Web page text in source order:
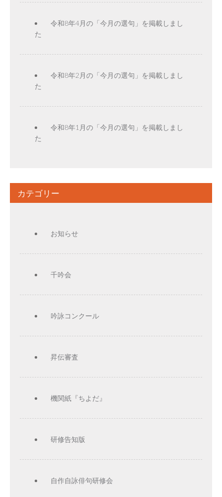
令和8年4月の「今月の選句」を掲載しまし
た
令和8年2月の「今月の選句」を掲載しまし
た
令和8年1月の「今月の選句」を掲載しまし
た
カテゴリー
お知らせ
千吟会
吟詠コンクール
昇伝審査
機関紙『ちよだ』
研修告知版
自作自詠俳句研修会